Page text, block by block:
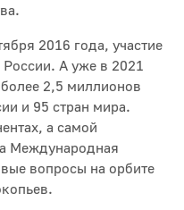
2016 года, участие
А уже в 2021
2,5 миллионов
и 95 стран мира.
а самой
Международная
вопросы на орбите